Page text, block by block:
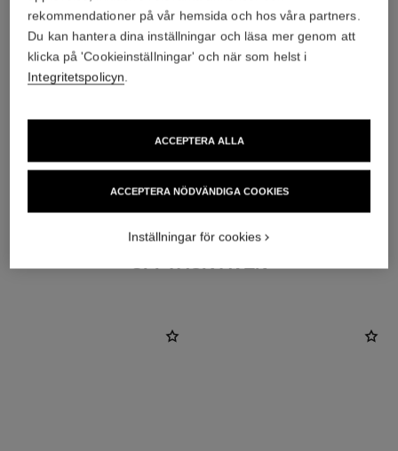
material
rekommendationer på vår hemsida och hos våra partners.
Du kan hantera dina inställningar och läsa mer genom att
klicka på 'Cookieinställningar' och när som helst i
Integritetspolicyn.
ACCEPTERA NÖDVÄNDIGA COOKIES
ACCEPTERA ALLA
Inställningar för cookies